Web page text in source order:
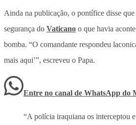
Ainda na publicação, o pontífice disse
segurança do Vaticano o que havia
bomba. “O comandante respondeu
mais aqui’”, escreveu o Papa.
Entre no canal de WhatsApp do
“A polícia iraquiana os interceptou